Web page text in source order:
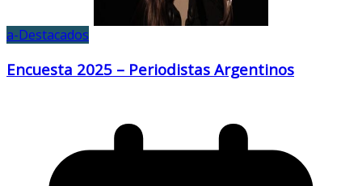
a-Destacados
Encuesta 2025 – Periodistas Argentinos